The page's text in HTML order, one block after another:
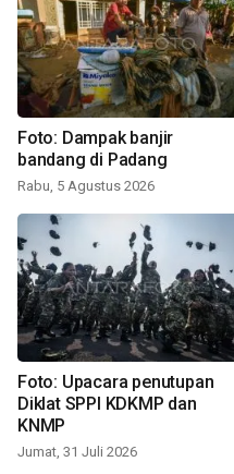
Foto: Dampak banjir
bandang di Padang
Rabu, 5 Agustus 2026
Foto: Upacara penutupan
Diklat SPPI KDKMP dan
KNMP
Jumat, 31 Juli 2026